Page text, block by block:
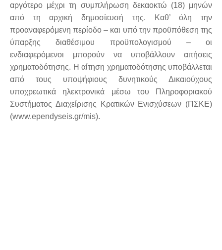
αργότερο μέχρι τη συμπλήρωση δεκαοκτώ (18) μηνών
από τη αρχική δημοσίευσή της. Καθ’ όλη την
προαναφερόμενη περίοδο – και υπό την προϋπόθεση της
ύπαρξης διαθέσιμου προϋπολογισμού – οι
ενδιαφερόμενοι μπορούν να υποβάλλουν αιτήσεις
χρηματοδότησης. Η αίτηση χρηματοδότησης υποβάλλεται
από τους υποψήφιους δυνητικούς Δικαιούχους
υποχρεωτικά ηλεκτρονικά μέσω του Πληροφοριακού
Συστήματος Διαχείρισης Κρατικών Ενισχύσεων (ΠΣΚΕ)
(www.ependyseis.gr/mis).